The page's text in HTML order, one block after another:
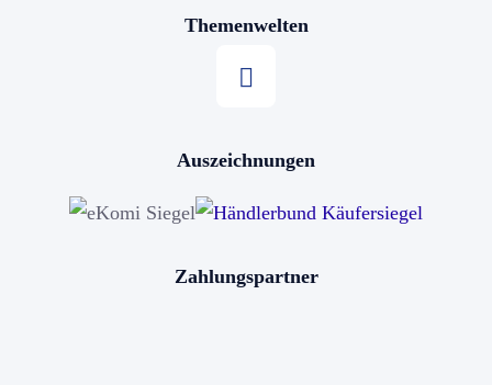
Themenwelten
Horoskop kaufen
Sternschnuppe kaufen
Auszeichnungen
Zahlungspartner